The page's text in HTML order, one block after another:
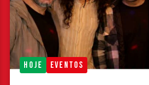
HOJE EVENTOS